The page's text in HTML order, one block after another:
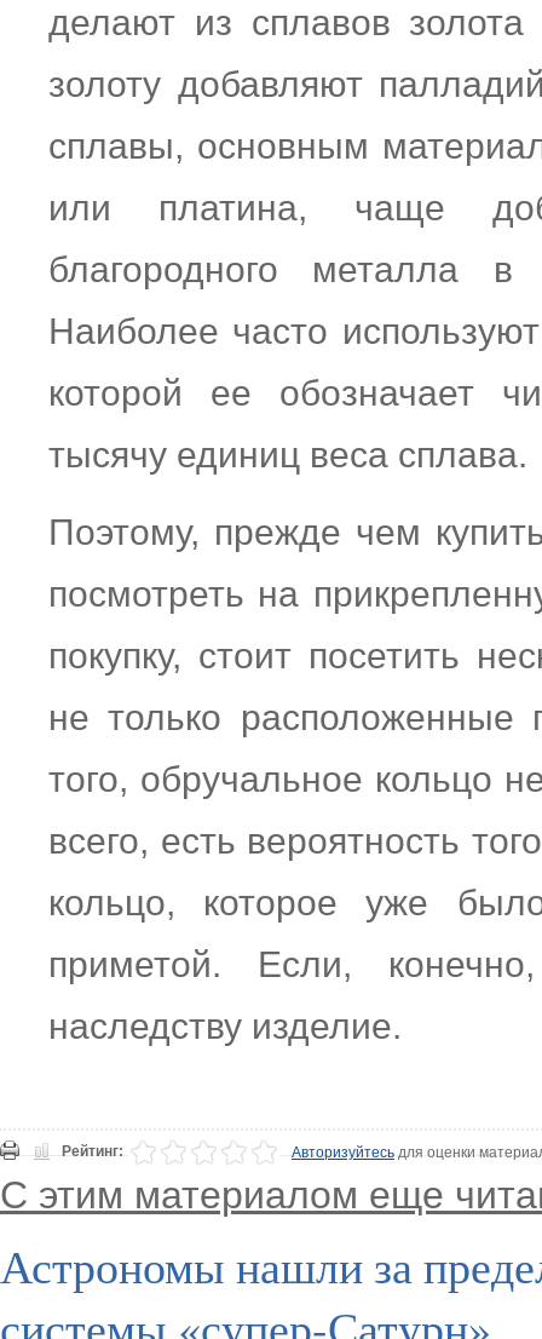
делают из сплавов
золоту добавляют
сплавы, основным
или платина, чаще
благородного металла в
Наиболее часто
которой ее обозначает
тысячу единиц веса сплава.
Поэтому, прежде чем
посмотреть на
покупку, стоит посетить
не только
того, обручальное кольцо
всего, есть вероятность
кольцо, которое уже
приметой. Если,
наследству изделие.
Рейтинг: Авторизуйтесьдля оценки
С этим материалом еще
Астрономы нашли за